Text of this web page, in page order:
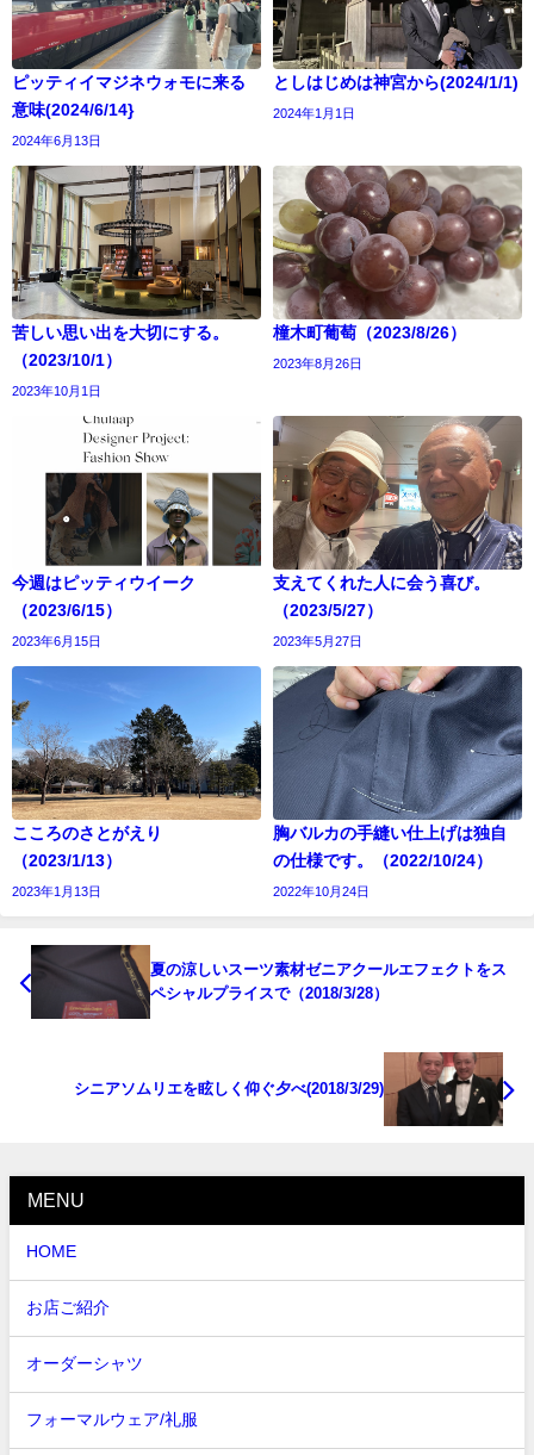
ピッティイマジネウォモに来る
意味(2024/6/14}
2024年6月13日
としはじめは神宮から(2024/1/1)
2024年1月1日
苦しい思い出を大切にする。
（2023/10/1）
2023年10月1日
橦木町葡萄（2023/8/26）
2023年8月26日
今週はピッティウイーク
（2023/6/15）
2023年6月15日
支えてくれた人に会う喜び。
（2023/5/27）
2023年5月27日
こころのさとがえり
（2023/1/13）
2023年1月13日
胸バルカの手縫い仕上げは独自
の仕様です。（2022/10/24）
2022年10月24日
夏の涼しいスーツ素材ゼニアクールエフェクトをス
ペシャルプライスで（2018/3/28）
シニアソムリエを眩しく仰ぐ夕べ(2018/3/29)
MENU
HOME
お店ご紹介
オーダーシャツ
フォーマルウェア/礼服